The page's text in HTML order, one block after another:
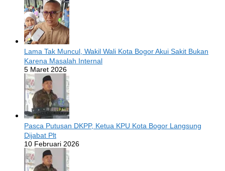
Lama Tak Muncul, Wakil Wali Kota Bogor Akui Sakit Bukan
Karena Masalah Internal
5 Maret 2026
Pasca Putusan DKPP, Ketua KPU Kota Bogor Langsung
Dijabat Plt
10 Februari 2026